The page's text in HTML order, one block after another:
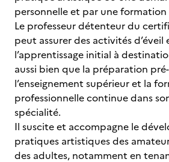
personnelle et par une
Le professeur détenteur du
peut assurer des activités
l’apprentissage initial à
aussi bien que la préparation
l’enseignement supérieur et la
professionnelle continue dans
spécialité.
Il suscite et accompagne le
pratiques artistiques des
des adultes, notamment en